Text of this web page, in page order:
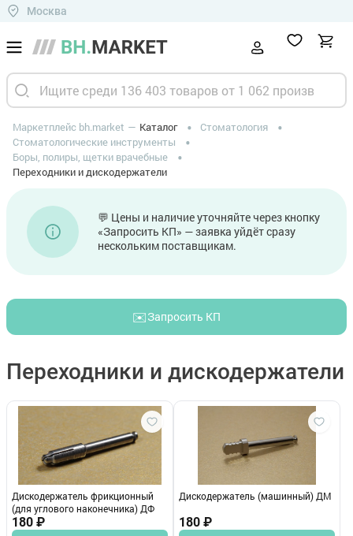
Москва
Маркетплейс bh.market Каталог
Стоматология
Стоматологические инструменты
Боры, полиры, щетки врачебные
Переходники и дискодержатели
💬 Цены и наличие уточняйте через кнопку
«Запросить КП» — заявка уйдёт сразу
нескольким поставщикам.
✉️Запросить КП
Переходники и дискодержатели
Дискодержатель фрикционный
(для углового наконечника) ДФ
180 ₽
Дискодержатель (машинный) ДМ
180 ₽